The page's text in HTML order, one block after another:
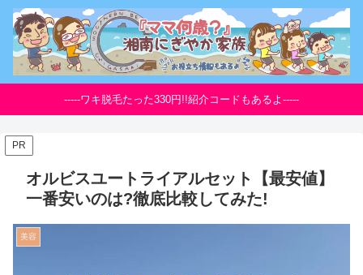
-----ワキ脱毛たった330円!!紹介コードもあるよ-----
PR
オルビスユートライアルセット【最安値】
一番安いのは?徹底比較してみた!
美容